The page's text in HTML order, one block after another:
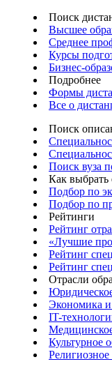
Поиск
Высшее
Среднее
Курсы
Бизнес-
Подробнее
Формы
Все о
Поиск
Поиск вуза
Как выбрать
Подбор по
Подбор по
Рейтинги
Рейтинг
«Лучшие
Рейтинг
Рейтинг
Отрасли
Экономика
IT-
Культурное
Религиозное